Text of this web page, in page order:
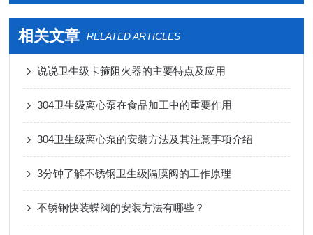
相关文章 RELATED ARTICLES
说说卫生级卡箍阻火器的主要特点及应用
304卫生级离心泵在食品加工中的重要作用
304卫生级离心泵的安装方法及其注意事项介绍
3分钟了解不锈钢卫生级隔膜阀的工作原理
不锈钢快装蝶阀的安装方法有哪些？